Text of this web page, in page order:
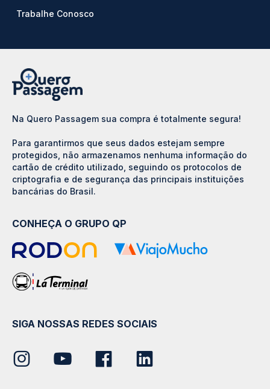
Trabalhe Conosco
Na Quero Passagem sua compra é totalmente segura!
Para garantirmos que seus dados estejam sempre
protegidos, não armazenamos nenhuma informação do
cartão de crédito utilizado, seguindo os protocolos de
criptografia e de segurança das principais instituições
bancárias do Brasil.
CONHEÇA O GRUPO QP
SIGA NOSSAS REDES SOCIAIS